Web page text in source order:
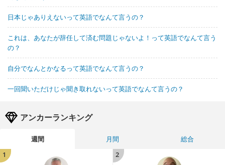
日本じゃありえないって英語でなんて言うの？
これは、あなたが辞任して済む問題じゃないよ！って英語でなんて言う
の？
自分でなんとかなるって英語でなんて言うの？
一回聞いただけじゃ聞き取れないって英語でなんて言うの？
アンカーランキング
週間 月間
総合
1
2